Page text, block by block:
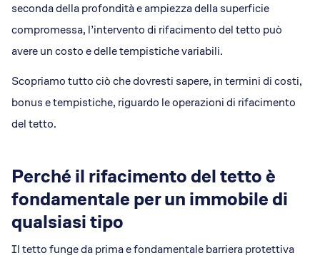
seconda della profondità e ampiezza della superficie
compromessa, l’intervento di rifacimento del tetto può
avere un costo e delle tempistiche variabili.
Scopriamo tutto ciò che dovresti sapere, in termini di costi,
bonus e tempistiche, riguardo le operazioni di rifacimento
del tetto.
Perché il rifacimento del tetto è
fondamentale per un immobile di
qualsiasi tipo
Il tetto funge da prima e fondamentale barriera protettiva